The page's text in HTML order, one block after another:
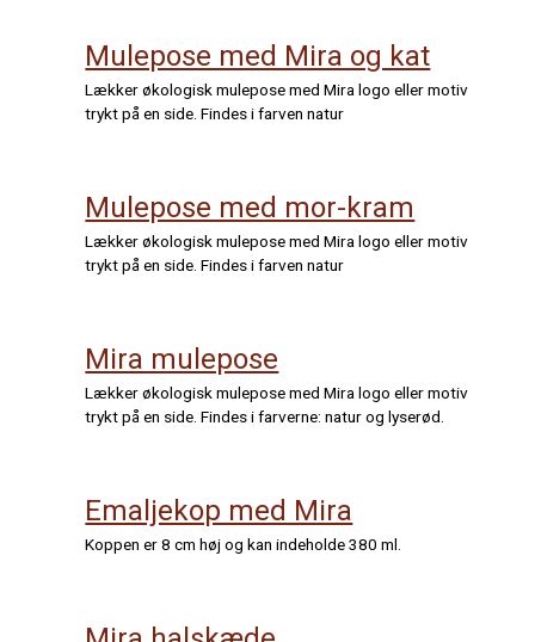
Mulepose med Mira og kat
Lækker økologisk mulepose med Mira logo eller motiv
trykt på en side. Findes i farven natur
Mulepose med mor-kram
Lækker økologisk mulepose med Mira logo eller motiv
trykt på en side. Findes i farven natur
Mira mulepose
Lækker økologisk mulepose med Mira logo eller motiv
trykt på en side. Findes i farverne: natur og lyserød.
Emaljekop med Mira
Koppen er 8 cm høj og kan indeholde 380 ml.